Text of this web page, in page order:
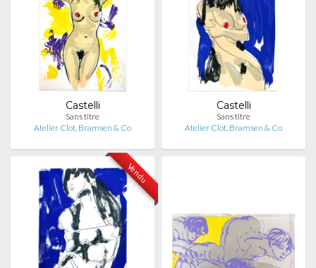
Castelli
Sans titre
Atelier Clot, Bramsen & Co
Castelli
Sans titre
Atelier Clot, Bramsen & Co
Vendu